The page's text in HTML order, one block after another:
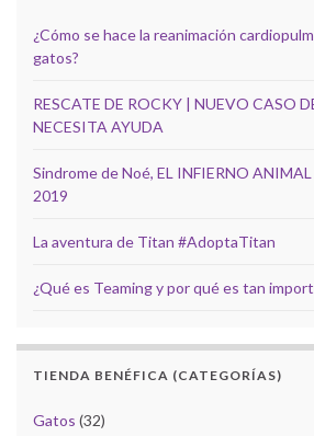
¿Cómo se hace la reanimación
gatos?
RESCATE DE ROCKY | NUEVO CASO
NECESITA AYUDA
Sindrome de Noé, EL INFIERNO
2019
La aventura de Titan #AdoptaTitan
¿Qué es Teaming y por qué es tan
TIENDA BENÉFICA (CATEGORÍAS)
Gatos (32)